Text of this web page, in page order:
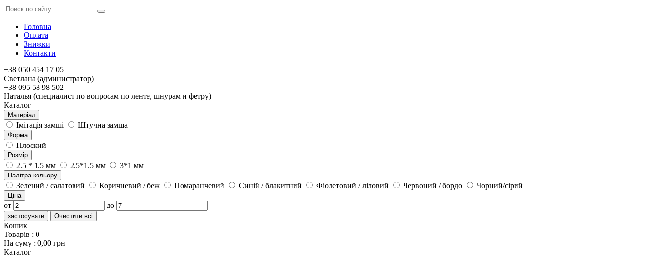
Головна
Оплата
Знижки
Контакти
+38 050 454 17 05
Светлана (администратор)
+38 095 58 98 502
Наталья (специалист по вопросам по ленте, шнурам и фетру)
Каталог
Матеріал
Імітація замші Штучна замша
Форма
Плоский
Розмір
2.5 * 1.5 мм 2.5*1.5 мм 3*1 мм
Палітра кольору
Зелений / салатовий Коричневий / беж Помаранчевий Синій / блакитний Фіолетовий / ліловий Червоний / бордо Чорний/сірий
Ціна
от до
застосувати Очистити всі
Кошик
Товарів : 0
На суму : 0,00 грн
Каталог